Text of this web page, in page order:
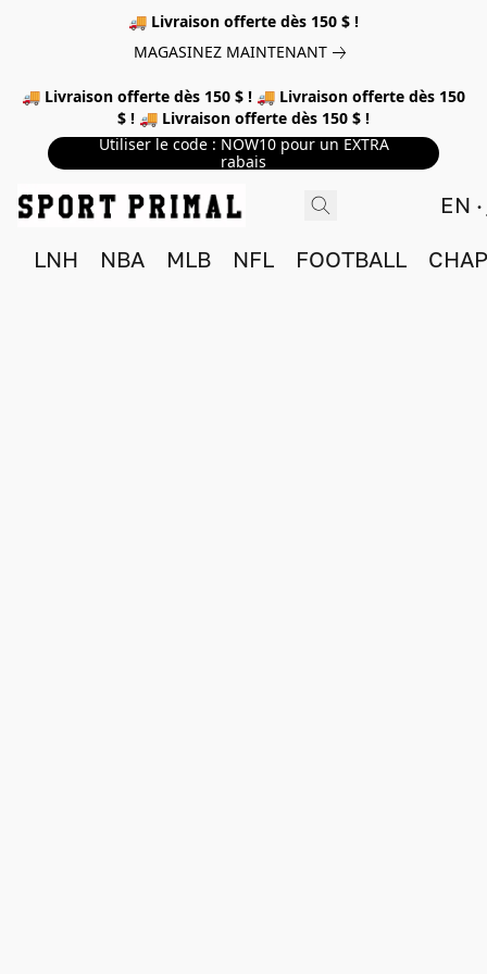
🚚 Livraison offerte dès 150 $ !
MAGASINEZ MAINTENANT
🚚 Livraison offerte dès 150 $ ! 🚚 Livraison offerte dès 150
$ ! 🚚 Livraison offerte dès 150 $ !
Utiliser le code : NOW10 pour un EXTRA
rabais
EN
LNH NBA MLB NFL FOOTBALL